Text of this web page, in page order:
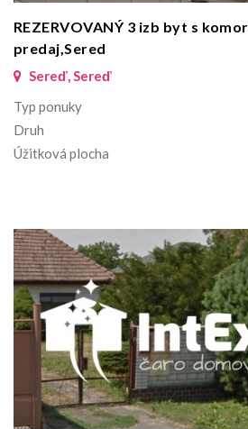
REZERVOVANÝ 3 izb byt s
predaj,Sered
Sereď, Sereď
Typ ponuky
Druh
Úžitková plocha